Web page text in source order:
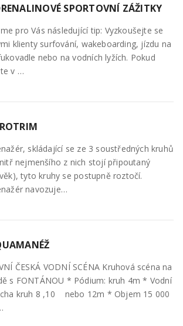
SPORTOVNÍ ZÁŽITKY
pro Vás následující tip: Vyzkoušejte se
klienty surfování, wakeboarding, jízdu na
nebo na vodních lyžích. Pokud
v …
skládající se ze 3 soustředných kruhů
nejmenšího z nich stojí připoutaný
tyto kruhy se postupně roztočí.
navozuje…
ČESKÁ VODNÍ SCÉNA Kruhová scéna na
s FONTÁNOU * Pódium: kruh 4m * Vodní
kruh 8 ,10 nebo 12m * Objem 15 000